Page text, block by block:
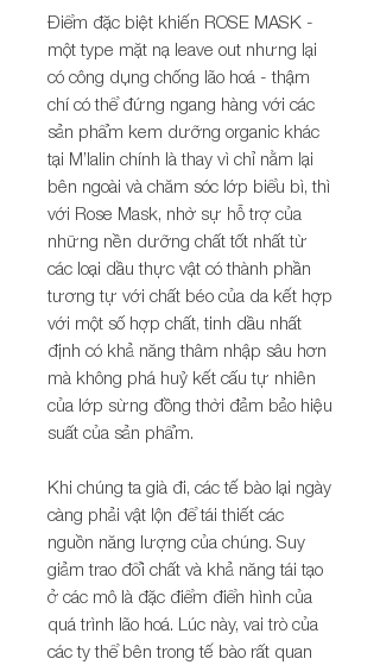
Điểm đặc biệt khiến ROSE MASK -
một type mặt nạ leave out nhưng lại
có công dụng chống lão hoá - thậm
chí có thể đứng ngang hàng với các
sản phẩm kem dưỡng organic khác
tại M’lalin chính là thay vì chỉ nằm lại
bên ngoài và chăm sóc lớp biểu bì, thì
với Rose Mask, nhờ sự hỗ trợ của
những nền dưỡng chất tốt nhất từ
các loại dầu thực vật có thành phần
tương tự với chất béo của da kết hợp
với một số hợp chất, tinh dầu nhất
định có khả năng thâm nhập sâu hơn
mà không phá huỷ kết cấu tự nhiên
của lớp sừng đồng thời đảm bảo hiệu
suất của sản phẩm.
Khi chúng ta già đi, các tế bào lại ngày
càng phải vật lộn để tái thiết các
nguồn năng lượng của chúng. Suy
giảm trao đổi chất và khả năng tái tạo
ở các mô là đặc điểm điển hình của
quá trình lão hoá. Lúc này, vai trò của
các ty thể bên trong tế bào rất quan